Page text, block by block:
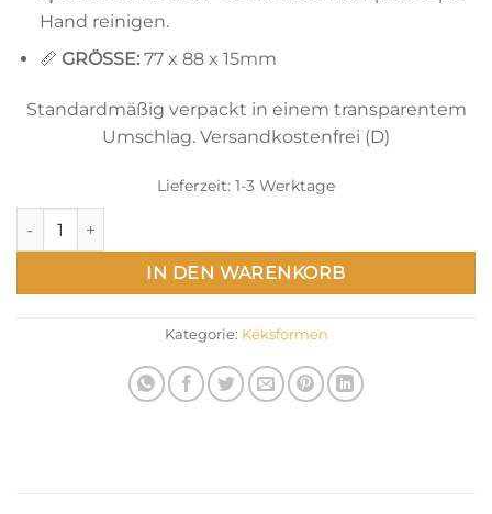
Hand reinigen.
📏 GRÖSSE:77 x 88 x 15mm
Standardmäßig verpackt in einem transparentem
Umschlag. Versandkostenfrei (D)
Lieferzeit: 1-3 Werktage
Bienen Ausstechform – Weihnachtsbiene mit Zipfelmütze
IN DEN WARENKORB
Kategorie: Keksformen